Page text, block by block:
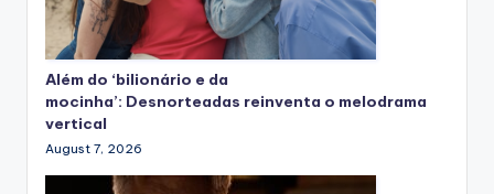
Além do ‘bilionário e da
mocinha’: Desnorteadas reinventa o melodrama
vertical
August 7, 2026